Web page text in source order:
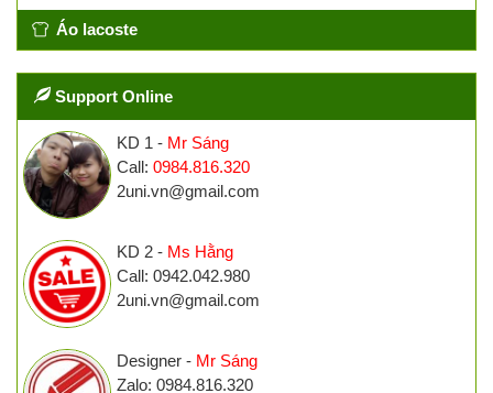
Áo lacoste
Support Online
KD 1 - Mr Sáng
Call: 0984.816.320
2uni.vn@gmail.com
KD 2 - Ms Hằng
Call: 0942.042.980
2uni.vn@gmail.com
Designer - Mr Sáng
Zalo: 0984.816.320